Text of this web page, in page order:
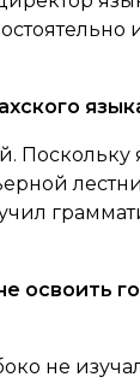
освоить
не